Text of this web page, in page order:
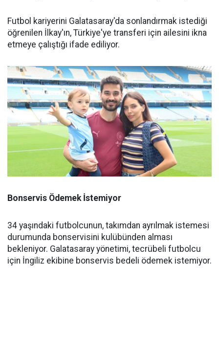
Futbol kariyerini Galatasaray'da sonlandırmak istediği
öğrenilen İlkay'ın, Türkiye'ye transferi için ailesini ikna
etmeye çalıştığı ifade ediliyor.
Bonservis Ödemek İstemiyor
34 yaşındaki futbolcunun, takımdan ayrılmak istemesi
durumunda bonservisini kulübünden alması
bekleniyor. Galatasaray yönetimi, tecrübeli futbolcu
için İngiliz ekibine bonservis bedeli ödemek istemiyor.